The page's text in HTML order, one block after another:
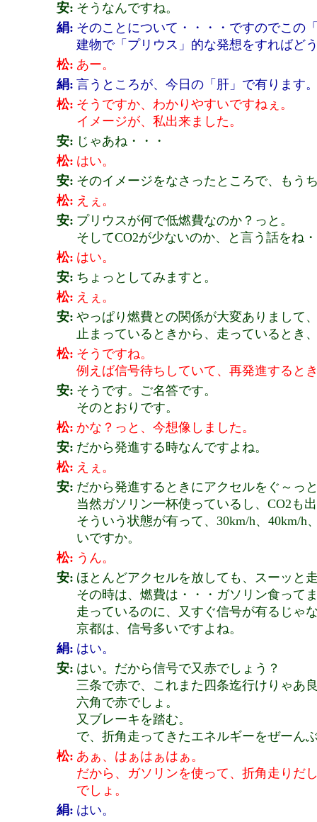
安: そうなんですね。
絹: そのことについて・・・・ですのでこの
建物で「プリウス」的な発想をすればど
松: あー。
絹: 言うところが、今日の「肝」で有ります
松: そうですか、わかりやすいですねぇ。
イメージが、私出来ました。
安: じゃあね・・・
松: はい。
安: そのイメージをなさったところで、もう
松: えぇ。
安: プリウスが何で低燃費なのか？っと。
そしてCO2が少ないのか、と言う話をね
松: はい。
安: ちょっとしてみますと。
松: えぇ。
安: やっぱり燃費との関係が大変ありまして
止まっているときから、走っているとき
松: そうですね。
例えば信号待ちしていて、再発進すると
安: そうです。ご名答です。
そのとおりです。
松: かな？っと、今想像しました。
安: だから発進する時なんですよね。
松: えぇ。
安: だから発進するときにアクセルをぐ～っ
当然ガソリン一杯使っているし、CO2も
そういう状態が有って、30km/h、40km/
いですか。
松: うん。
安: ほとんどアクセルを放しても、スーッと
その時は、燃費は・・・ガソリン食って
走っているのに、又すぐ信号が有るじゃ
京都は、信号多いですよね。
絹: はい。
安: はい。だから信号で又赤でしょう？
三条で赤で、これまた四条迄行けりゃあ
六角で赤でしょ。
又ブレーキを踏む。
で、折角走ってきたエネルギーをぜーん
松: あぁ、はぁはぁはぁ。
だから、ガソリンを使って、折角走りだ
でしょ。
絹: はい。